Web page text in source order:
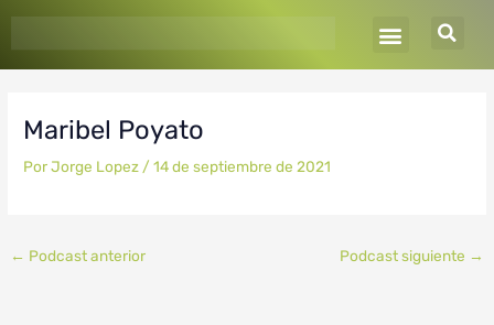
Maribel Poyato
PorJorge Lopez /14 de septiembre de 2021
← Podcast anterior Podcast siguiente →